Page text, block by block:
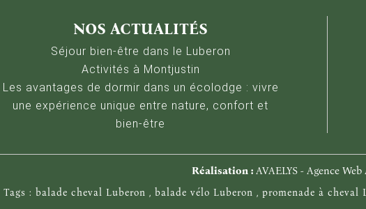
NOS ACTUALITÉS
Séjour bien-être dans le Luberon
Activités à Montjustin
Les avantages de dormir dans un écolodge : vivre
une expérience unique entre nature, confort et
bien-être
Réalisation : AVAELYS - Agence
Tags : balade cheval Luberon , balade vélo Luberon , promenade à cheval